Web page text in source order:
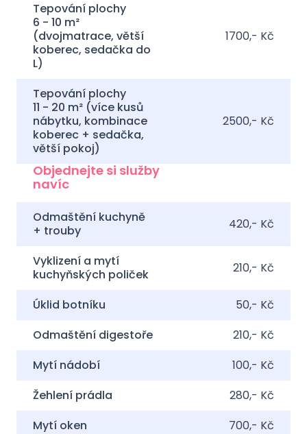
Tepování plochy
6 - 10 m²
(dvojmatrace, větší
koberec, sedačka do
L)
1700,- Kč
Tepování plochy
11 - 20 m² (více kusů
nábytku, kombinace
koberec + sedačka,
větší pokoj)
2500,- Kč
Objednejte si služby
navíc
Odmaštění kuchyně
+ trouby
420,- Kč
Vyklizení a mytí
kuchyňských poliček
210,- Kč
Úklid botníku
50,- Kč
Odmaštění digestoře
210,- Kč
Mytí nádobí
100,- Kč
Žehlení prádla
280,- Kč
Mytí oken
700,- Kč